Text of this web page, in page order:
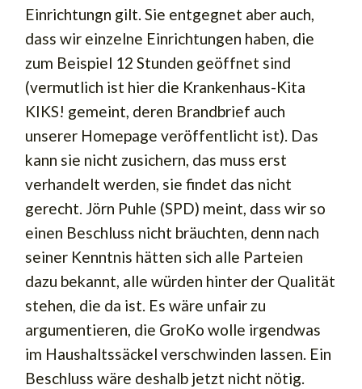
Einrichtungn gilt. Sie entgegnet aber auch,
dass wir einzelne Einrichtungen haben, die
zum Beispiel 12 Stunden geöffnet sind
(vermutlich ist hier die Krankenhaus-Kita
KIKS! gemeint, deren Brandbrief auch
unserer Homepage veröffentlicht ist). Das
kann sie nicht zusichern, das muss erst
verhandelt werden, sie findet das nicht
gerecht. Jörn Puhle (SPD) meint, dass wir so
einen Beschluss nicht bräuchten, denn nach
seiner Kenntnis hätten sich alle Parteien
dazu bekannt, alle würden hinter der Qualität
stehen, die da ist. Es wäre unfair zu
argumentieren, die GroKo wolle irgendwas
im Haushaltssäckel verschwinden lassen. Ein
Beschluss wäre deshalb jetzt nicht nötig.